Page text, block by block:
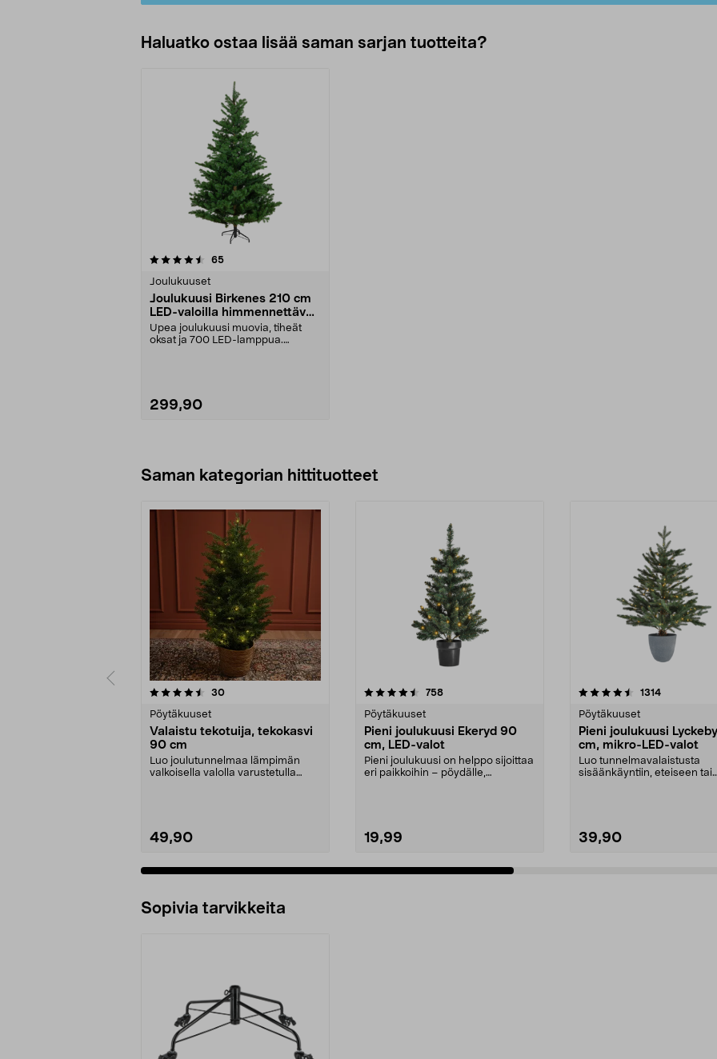
Haluatko ostaa lisää saman sarjan tuotteita?
65arvostelut
Joulukuuset
Joulukuusi Birkenes 210 cm
LED-valoilla himmennettävä,
ajastin
Upea joulukuusi muovia, tiheät
oksat ja 700 LED-lamppua.
299,90
Saman kategorian hittituotteet
30arvostelut
Pöytäkuuset
Valaistu tekotuija, tekokasvi
90 cm
Luo joulutunnelmaa lämpimän
valkoisella valolla varustetulla
49,90
4.5 viidestä
758arvostelut
Pöytäkuuset
Pieni joulukuusi Ekeryd 90
cm, LED-valot
Pieni joulukuusi on helppo sijoittaa
eri paikkoihin – pöydälle,
19,99
4.5 viidestä
1314arvostelut
Pöytäkuuset
Pieni joulukuusi
cm, mikro-LED-valot
Luo tunnelmavalaistusta
sisäänkäyntiin, eteiseen tai
39,90
4.5 viidestä
Sopivia tarvikkeita